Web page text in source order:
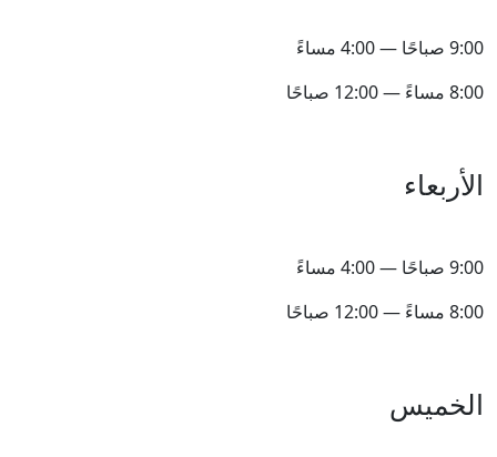
9:00 صباحًا — 4:00 مساءً
8:00 مساءً — 12:00 صباحًا
الأربعاء
9:00 صباحًا — 4:00 مساءً
8:00 مساءً — 12:00 صباحًا
الخميس